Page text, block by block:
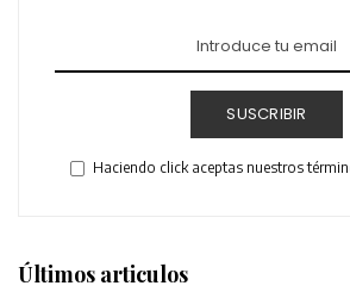
SUSCRIBIR
Haciendo click aceptas nuestros
Últimos articulos